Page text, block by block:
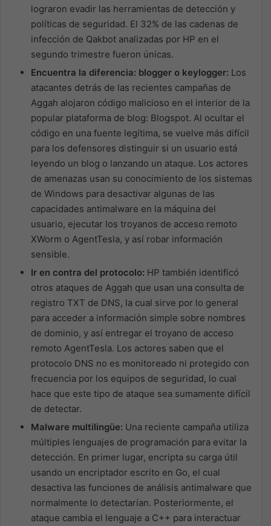
lograron evadir las herramientas de detección y
políticas de seguridad. El 32% de las cadenas de
infección de Qakbot analizadas por HP en el
segundo trimestre fueron únicas.
Encuentra la diferencia: blogger o keylogger: Los
atacantes detrás de las recientes campañas de
Aggah alojaron código malicioso en el interior de la
popular plataforma de blog: Blogspot. Al ocultar el
código en una fuente legítima, se vuelve más difícil
para los defensores distinguir si un usuario está
leyendo un blog o lanzando un ataque. Los actores
de amenazas usan su conocimiento de los sistemas
de Windows para desactivar algunas de las
capacidades antimalware en la máquina del
usuario, ejecutar los troyanos de acceso remoto
XWorm o AgentTesla, y así robar información
sensible.
Ir en contra del protocolo: HP también identificó
otros ataques de Aggah que usan una consulta de
registro TXT de DNS, la cual sirve por lo general
para acceder a información simple sobre nombres
de dominio, y así entregar el troyano de acceso
remoto AgentTesla. Los actores saben que el
protocolo DNS no es monitoreado ni protegido con
frecuencia por los equipos de seguridad, lo cual
hace que este tipo de ataque sea sumamente difícil
de detectar.
Malware multilingüe: Una reciente campaña utiliza
múltiples lenguajes de programación para evitar la
detección. En primer lugar, encripta su carga útil
usando un encriptador escrito en Go, el cual
desactiva las funciones de análisis antimalware que
normalmente lo detectarían. Posteriormente, el
ataque cambia el lenguaje a C++ para interactuar